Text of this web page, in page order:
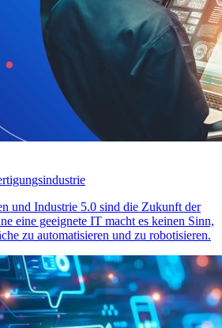
und Industrie 5.0 sind die Zukunft der
eine geeignete IT macht es keinen Sinn,
zu automatisieren und zu robotisieren.